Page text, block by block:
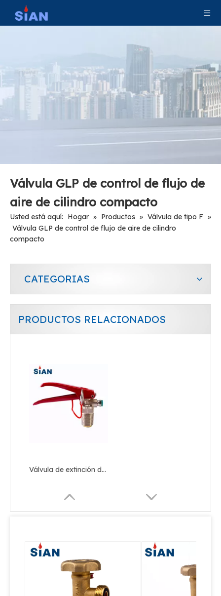
Válvula GLP de control de flujo de
aire de cilindro compacto
Usted está aquí: Hogar » Productos » Válvula de tipo F »
Válvula GLP de control de flujo de aire de cilindro
compacto
CATEGORIAS
PRODUCTOS RELACIONADOS
Fabricante de agua de soda Válvula de CO2 Válvula de botella de aluminio
Válvula de extinción de incendios segura de CO2